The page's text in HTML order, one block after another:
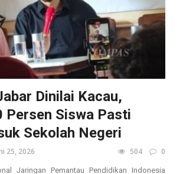
Dinilai Kacau,
Persen Siswa Pasti
Sekolah Negeri
25, 2026 504 0
Jaringan Pemantau Pendidikan Indonesia